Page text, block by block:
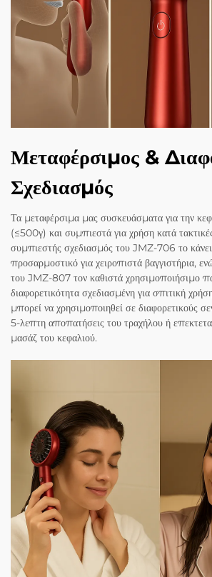
Μεταφέρσιμος &
Σχεδιασμός
Τα μεταφέρσιμα μας συσκευάσματα για την
(≤500γ) και συμπιεστά για χρήση κατά
συμπιεστής σχεδιασμός του JMZ-706 το
προσαρμοστικό για χειροπιστά βαγγιστήρια,
του JMZ-807 τον καθιστά χρησιμοποιήσιμο
διαφορετικότητα σχεδιασμένη για σπιτική
μπορεί να χρησιμοποιηθεί σε διαφορετικούς
5-λεπτη αποπατήσεις του τραχήλου ή
μασάζ του κεφαλιού.